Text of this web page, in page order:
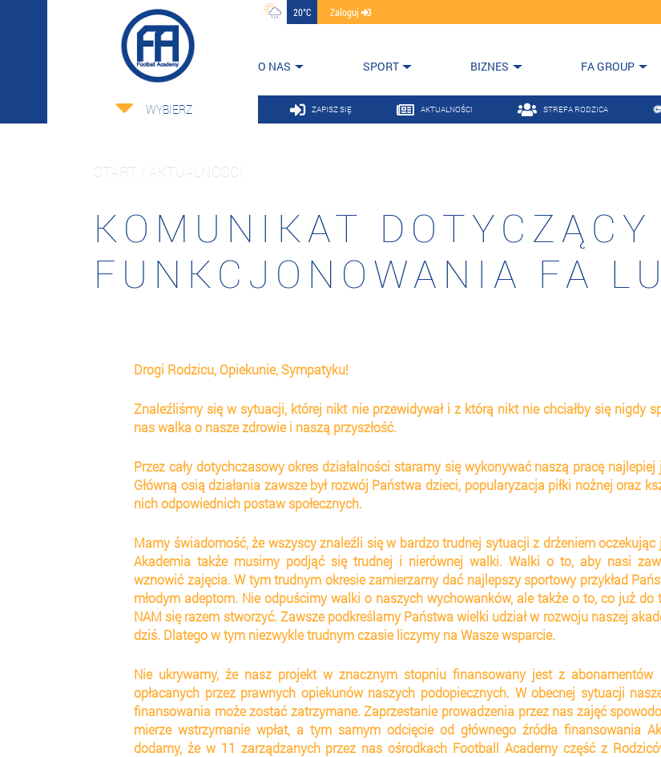
20°C Zaloguj
O NAS SPORT BIZNES FA GROUP
WYBIERZ ZAPISZ SIĘ AKTUALNOŚCI STREFA RODZICA
START / AKTUALNOŚCI
KOMUNIKAT DOTYCZĄCY
FUNKCJONOWANIA FA
Drogi Rodzicu, Opiekunie, Sympatyku!
Znaleźliśmy się w sytuacji, której nikt nie przewidywał i z którą nikt nie chciałby się nigdy
nas walka o nasze zdrowie i naszą przyszłość.
Przez cały dotychczasowy okres działalności staramy się wykonywać naszą pracę
Główną osią działania zawsze był rozwój Państwa dzieci, popularyzacja piłki nożnej oraz
nich odpowiednich postaw społecznych.
Mamy świadomość, że wszyscy znaleźli się w bardzo trudnej sytuacji z drżeniem
Akademia także musimy podjąć się trudnej i nierównej walki. Walki o to, aby nasi
wznowić zajęcia. W tym trudnym okresie zamierzamy dać najlepszy sportowy przykład
młodym adeptom. Nie odpuścimy walki o naszych wychowanków, ale także o to, co już do
NAM się razem stworzyć. Zawsze podkreślamy Państwa wielki udział w rozwoju naszej
dziś. Dlatego w tym niezwykle trudnym czasie liczymy na Wasze wsparcie.
Nie ukrywamy, że nasz projekt w znacznym stopniu finansowany jest z abonamentów
opłacanych przez prawnych opiekunów naszych podopiecznych. W obecnej sytuacji
finansowania może zostać zatrzymane. Zaprzestanie prowadzenia przez nas zajęć
mierze wstrzymanie wpłat, a tym samym odcięcie od głównego źródła finansowania
dodamy, że w 11 zarządzanych przez nas ośrodkach Football Academy część z